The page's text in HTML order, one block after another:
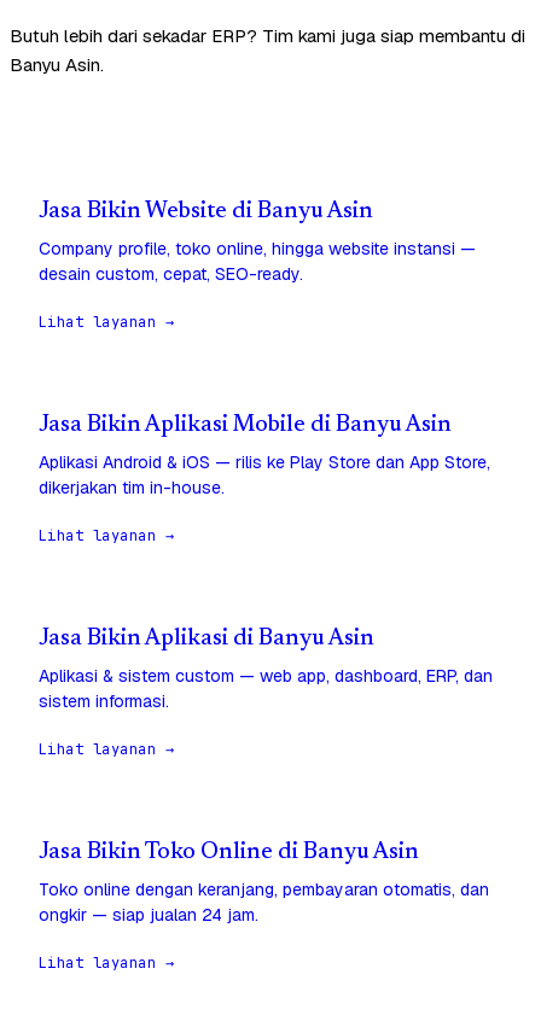
Butuh lebih dari sekadar ERP? Tim kami juga siap membantu di
Banyu Asin.
Jasa Bikin Website di Banyu Asin
Company profile, toko online, hingga website instansi —
desain custom, cepat, SEO-ready.
Lihat layanan →
Jasa Bikin Aplikasi Mobile di Banyu Asin
Aplikasi Android & iOS — rilis ke Play Store dan App Store,
dikerjakan tim in-house.
Lihat layanan →
Jasa Bikin Aplikasi di Banyu Asin
Aplikasi & sistem custom — web app, dashboard, ERP, dan
sistem informasi.
Lihat layanan →
Jasa Bikin Toko Online di Banyu Asin
Toko online dengan keranjang, pembayaran otomatis, dan
ongkir — siap jualan 24 jam.
Lihat layanan →